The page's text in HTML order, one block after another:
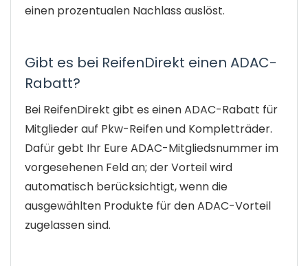
einen prozentualen Nachlass auslöst.
Gibt es bei ReifenDirekt einen ADAC-
Rabatt?
Bei ReifenDirekt gibt es einen ADAC-Rabatt für
Mitglieder auf Pkw-Reifen und Kompletträder.
Dafür gebt Ihr Eure ADAC-Mitgliedsnummer im
vorgesehenen Feld an; der Vorteil wird
automatisch berücksichtigt, wenn die
ausgewählten Produkte für den ADAC-Vorteil
zugelassen sind.